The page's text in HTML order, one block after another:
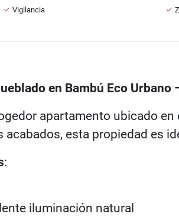
Vigilancia
en Bambú Eco
apartamento ubicado
esta propiedad es
:
iluminación natural